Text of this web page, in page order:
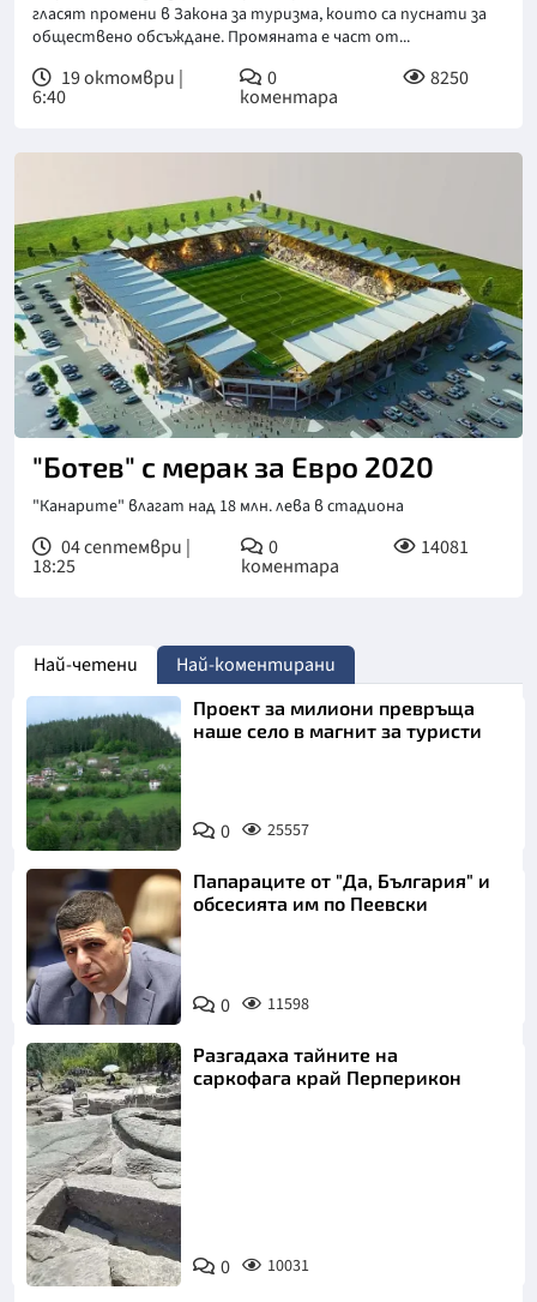
гласят промени в Закона за туризма, които са пуснати за
обществено обсъждане. Промяната е част от...
19 октомври |
6:40
0
коментара
8250
"Ботев" с мерак за Евро 2020
"Канарите" влагат над 18 млн. лева в стадиона
04 септември |
18:25
0
коментара
14081
Най-четени Най-коментирани
Проект за милиони превръща
наше село в магнит за туристи
0 25557
Папараците от "Да, България" и
обсесията им по Пеевски
0 11598
Снимка:
Bulgaria ON
AIR
Разгадаха тайните на
саркофага край Перперикон
0 10031